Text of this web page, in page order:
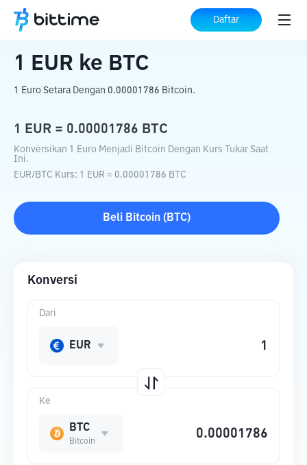
Daftar
Beranda Konverter Kripto ke BTC
1 EUR ke BTC
1 Euro Setara Dengan 0.00001786 Bitcoin.
1 EUR = 0.00001786 BTC
Konversikan 1 Euro Menjadi Bitcoin Dengan Kurs Tukar Saat
Ini.
EUR/BTC Kurs: 1 EUR = 0.00001786 BTC
Beli Bitcoin ( BTC)
Konversi
Ke
BTC
Bitcoin
Dari
EUR